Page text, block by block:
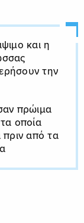
και η
την
πρώιμα
οποία
πριν από τα